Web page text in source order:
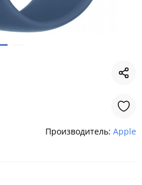
Производитель: Apple